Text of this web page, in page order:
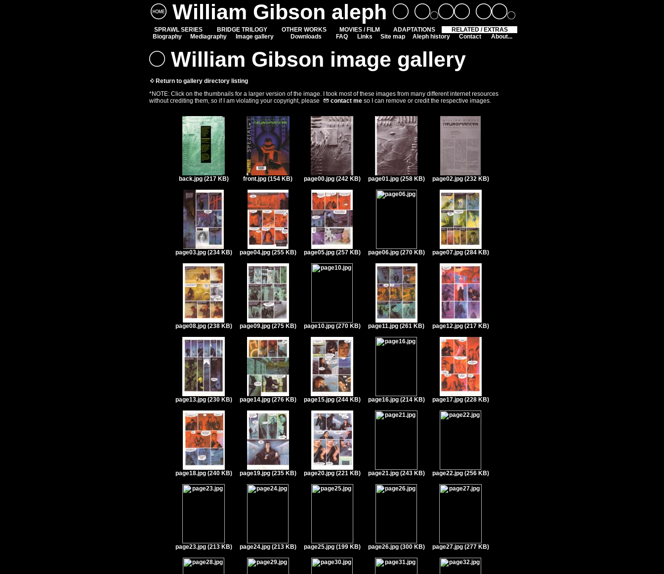
William Gibson aleph
SPRAWL SERIES BRIDGE TRILOGY OTHER WORKS MOVIES / FILM ADAPTATIONS
RELATED / EXTRAS
Biography
Mediagraphy Image gallery Downloads FAQ Links Site map Aleph history Contact About...
William Gibson image gallery
Return to gallery directory listing
*NOTE: Click on the thumbnails for a larger version of the image. I took most of these images from many different internet resources
without crediting them, so if I am violating your copyright, please
contact me so I can remove or credit the respective images.
back.jpg (217 KB) front.jpg (154 KB) page00.jpg (242 KB) page01.jpg (258 KB) page02.jpg (232 KB)
page03.jpg (234 KB) page04.jpg (255 KB) page05.jpg (257 KB) page06.jpg (270 KB) page07.jpg (284 KB)
page08.jpg (238 KB) page09.jpg (275 KB) page10.jpg (270 KB) page11.jpg (261 KB) page12.jpg (217 KB)
page13.jpg (230 KB) page14.jpg (276 KB) page15.jpg (244 KB) page16.jpg (214 KB) page17.jpg (228 KB)
page18.jpg (240 KB) page19.jpg (235 KB) page20.jpg (221 KB) page21.jpg (243 KB) page22.jpg (256 KB)
page23.jpg (213 KB) page24.jpg (213 KB) page25.jpg (199 KB) page26.jpg (300 KB) page27.jpg (277 KB)